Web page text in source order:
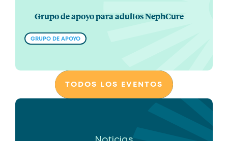
Grupo de apoyo para adultos NephCure
GRUPO DE APOYO
TODOS LOS EVENTOS